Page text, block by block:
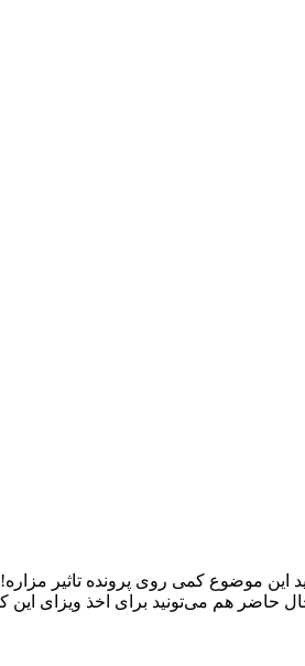
موضوع کمی روی پرونده تاثیر مزاره!
حاضر هم می‌تونید برای اخذ ویزای